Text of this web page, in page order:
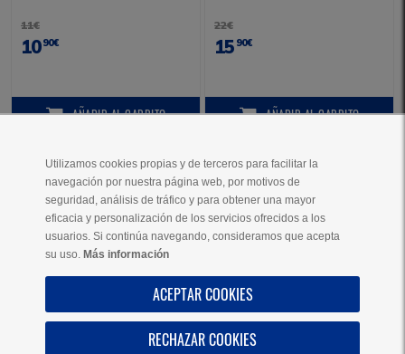
11€
10 90€
AÑADIRAL CARRITO
22€
15 90€
AÑADIRAL CARRITO
VER MÁS PRODUCTOS
AYUDA
SOBRE NOSOTROS
Utilizamos cookies propias y de terceros para facilitar la
navegación por nuestra página web, por motivos de
seguridad, análisis de tráfico y para obtener una mayor
eficacia y personalización de los servicios ofrecidos a los
usuarios. Si continúa navegando, consideramos que acepta
su uso. Más información
ACEPTAR COOKIES
RECHAZAR COOKIES